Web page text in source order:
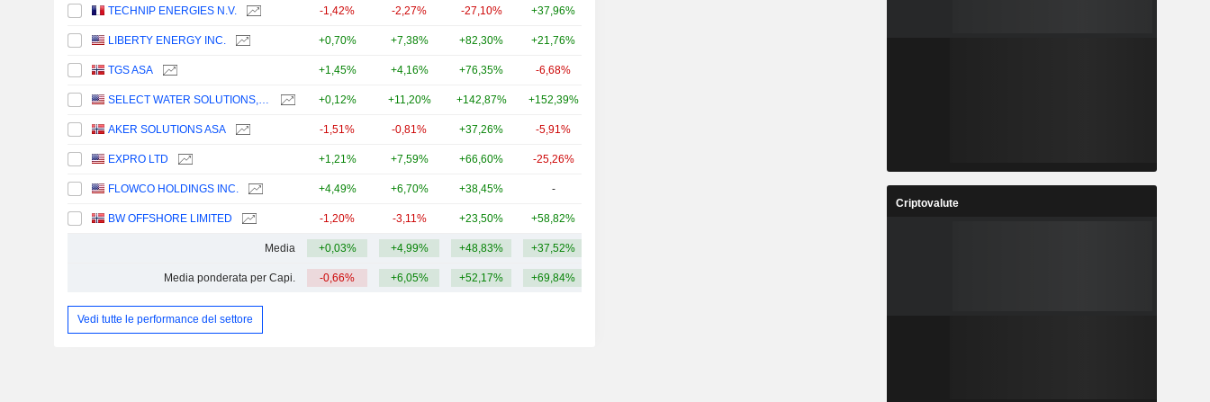
TECHNIP ENERGIES N.V. -1,42% -2,27% -27,10% +37,96%
LIBERTY ENERGY INC. +0,70% +7,38% +82,30% +21,76%
TGS ASA +1,45% +4,16% +76,35% -6,68%
SELECT WATER SOLUTIONS, INC. +0,12% +11,20% +142,87% +152,39%
AKER SOLUTIONS ASA -1,51% -0,81% +37,26% -5,91%
EXPRO LTD +1,21% +7,59% +66,60% -25,26%
FLOWCO HOLDINGS INC. +4,49% +6,70% +38,45% -
BW OFFSHORE LIMITED -1,20% -3,11% +23,50% +58,82%
Media +0,03% +4,99% +48,83% +37,52%
Media ponderata per Capi. -0,66% +6,05% +52,17% +69,84%
Vedi tutte le performance del settore
Criptovalute